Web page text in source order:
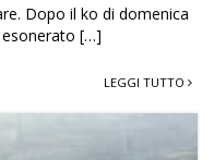
Dopo il ko di domenica
esonerato […]
LEGGI TUTTO